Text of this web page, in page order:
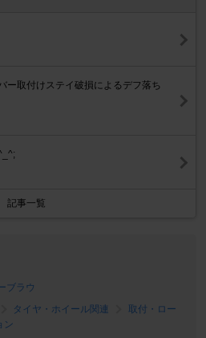
ー取付けステイ破損によるデフ落ち
記事一覧
ブラウ
タイヤ・ホイール関連
取付・ロー
ン